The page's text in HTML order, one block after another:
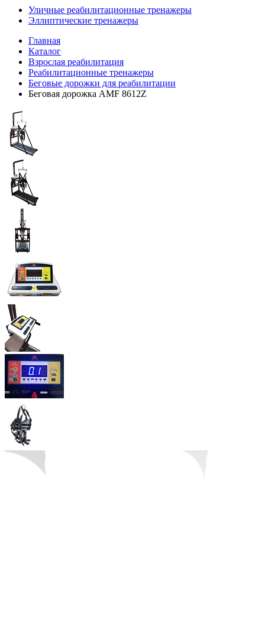
Уличные реабилитационные тренажеры
Эллиптические тренажеры
Главная
Каталог
Взрослая реабилитация
Реабилитационные тренажеры
Беговые дорожки для реабилитации
Беговая дорожка AMF 8612Z